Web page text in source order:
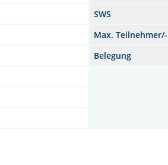
SWS
Max.
Belegung